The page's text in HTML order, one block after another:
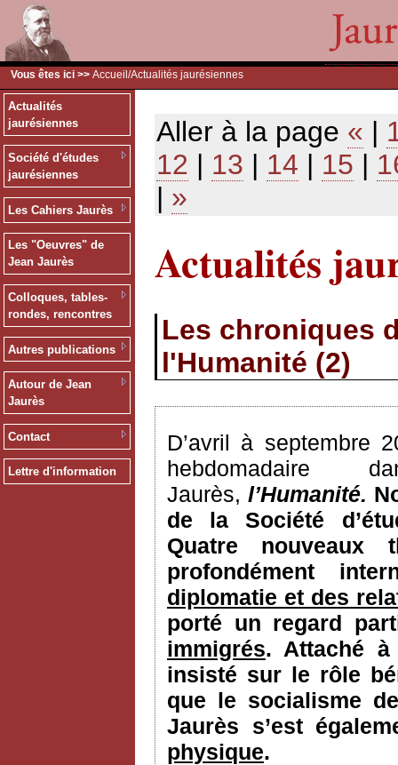
Vous êtes ici >> Accueil /Actualités jaurésiennes
Actualités
jaurésiennes
Société d'études
jaurésiennes
Les Cahiers Jaurès
Les "Oeuvres" de
Jean Jaurès
Colloques, tables-
rondes, rencontres
Autres publications
Autour de Jean
Jaurès
Contact
Lettre d'information
Aller à la page « |
12 | 13 | 14 | 15 |
| »
Actualités
Les chroniques
l'Humanité (2)
D’avril à septembre
Jaurès, l’Humanité.
de la Société
Quatre
profondément
diplomatie et des
porté un regard
immigrés. Attaché à
insisté sur le rôle
que le socialisme
Jaurès s’est
physique.